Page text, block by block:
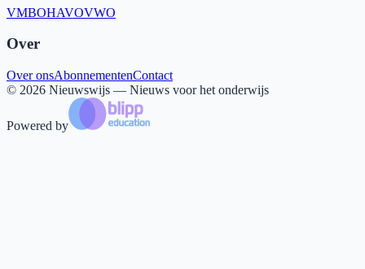
VMBOHAVOVWO
Over
Over onsAbonnementenContact
© 2026 Nieuwswijs — Nieuws voor het onderwijs
Powered by